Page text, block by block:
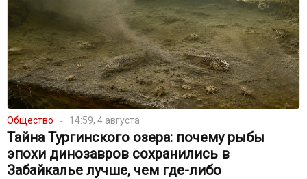
Общество 14:59, 4 августа
Тайна Тургинского озера: почему рыбы
эпохи динозавров сохранились в
Забайкалье лучше, чем где-либо